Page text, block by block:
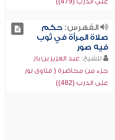
الفهرس:حكم
صلاة المرأة في ثوب
فيه صور
للشيخ: عبد العزيز بن باز
جزء من محاضرة ( فتاوى نور
على الدرب (482))